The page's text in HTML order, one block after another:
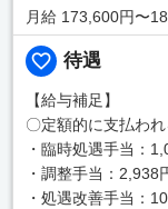
月給 173,600円〜
待遇
【給与補足】
〇定額的に支払われ
・臨時処遇手当：
・調整手当：2,938
・処遇改善手当：